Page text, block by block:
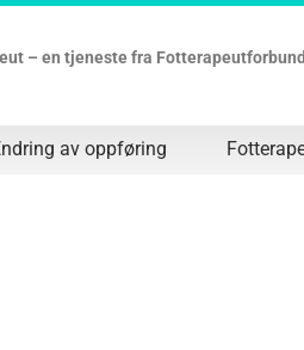
– en tjeneste fra
av oppføring